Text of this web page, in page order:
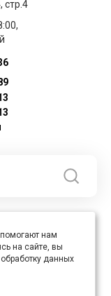
стр.4
д.20, стр. 3
нам
на сайте, вы
данных